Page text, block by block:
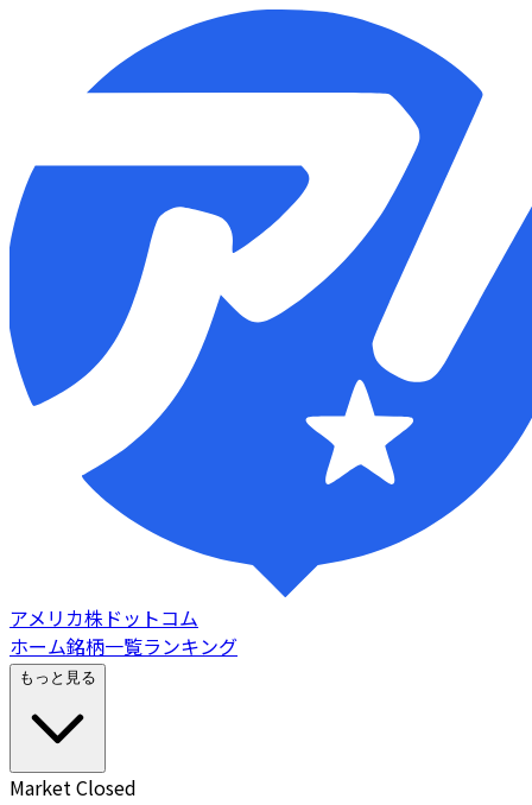
アメリカ株ドットコム
ホーム銘柄一覧ランキング
もっと見る
Market Closed